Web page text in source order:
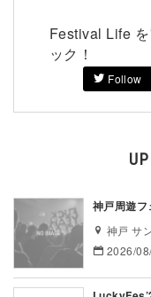
Festival Life
ック！
Follow
神戸周遊フ
神戸 サ
2026/